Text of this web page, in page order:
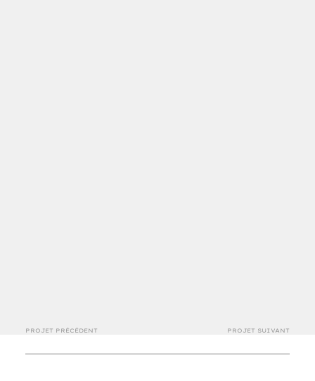
PROJET PRÉCÉDENT PROJET SUIVANT